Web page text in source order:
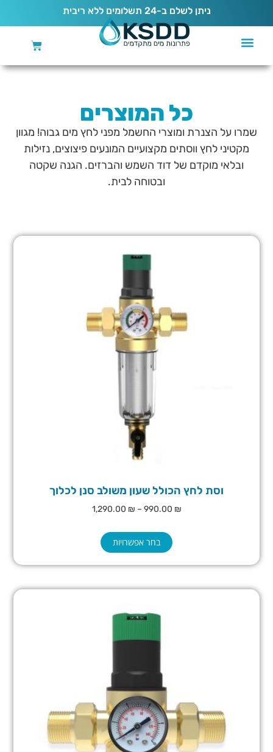
ניתן לשלם ב-
24 תשלומים ללא ריבית
כל המוצרים
שמרו על הצנרת ומוצרי החשמל מפני לחץ מים גבוה! מגוון
מקטיני לחץ ווסתים מקצועיים המונעים פיצוצים, נזילות
ובלאי מוקדם של דוד השמש והברזים. הגנה שקטה
ובטוחה לבית.
וסת לחץ הכולל שעון משולב סנן לכלוך
990.00 ₪
–
1,290.00 ₪
בחר אפשרויות